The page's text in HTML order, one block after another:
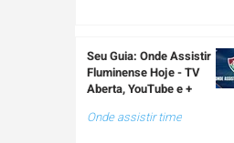
Seu Guia: Onde Assistir
Fluminense Hoje - TV
Aberta, YouTube e +
Onde assistir time